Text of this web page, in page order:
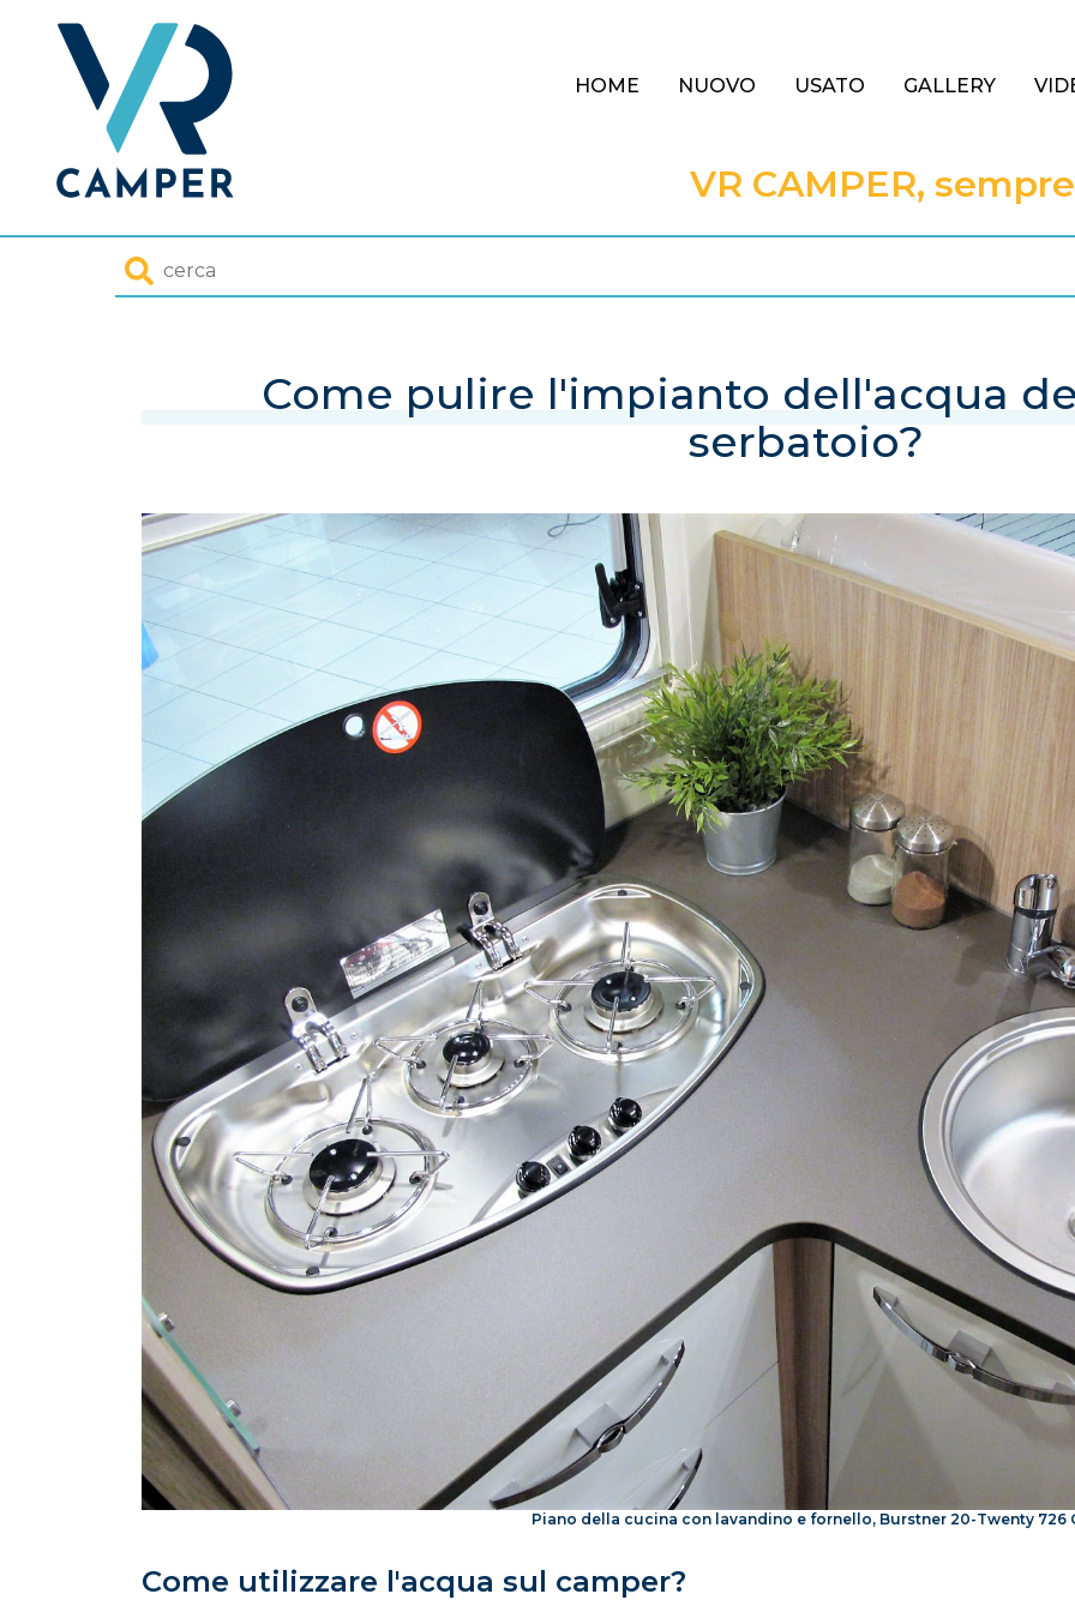
HOME NUOVO USATO GALLERY
VR CAMPER,
Come pulire l'impianto dell'acqua
serbatoio?
Piano della cucina con lavandino e fornello, Burstner 20-Twenty 726
Come utilizzare l'acqua sul camper?